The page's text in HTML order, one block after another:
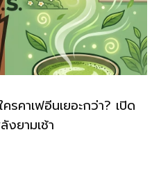
รคาเฟอีนเยอะกว่า? เปิด
ยามเช้า